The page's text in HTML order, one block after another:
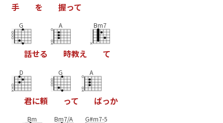
手 を 握って
G
話せる
A
時教え
Bm7
て
D
君に頼
G
って
A
ばっか
Bm Bm7/A G#m7-5